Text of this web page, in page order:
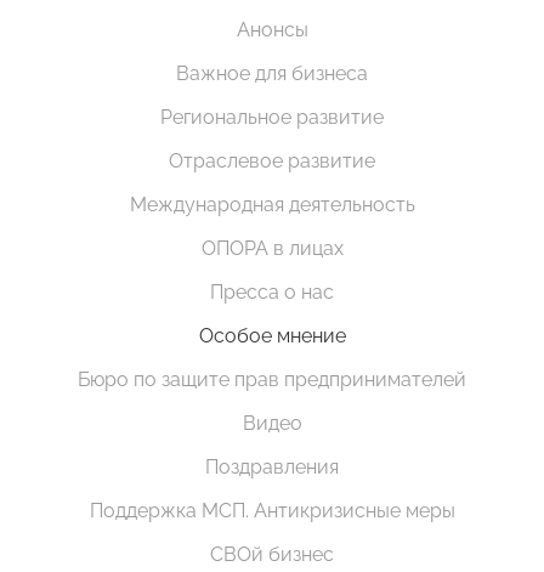
Анонсы
Важное для бизнеса
Региональное развитие
Отраслевое развитие
Международная деятельность
ОПОРА в лицах
Пресса о нас
Особое мнение
Бюро по защите прав предпринимателей
Видео
Поздравления
Поддержка МСП. Антикризисные меры
СВОй бизнес